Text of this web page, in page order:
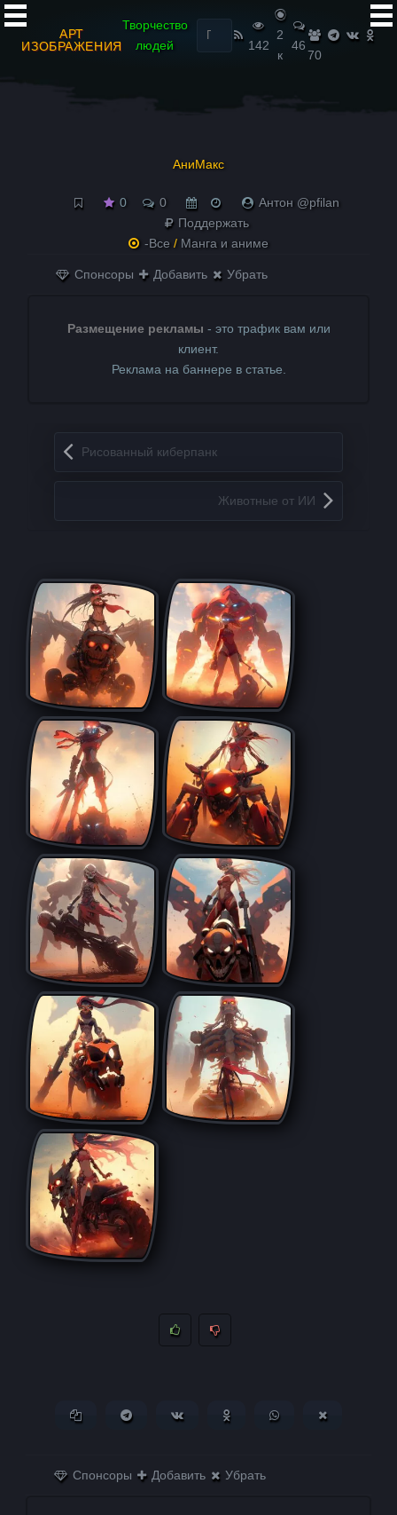
АРТ
ИЗОБРАЖЕНИЯ
Творчество
людей
Найти:
142
2
к
46
70
АниМакс
0 0
Антон @pfilan
Поддержать
-Все / Манга и аниме
Спонсоры Добавить Убрать
Размещение рекламы - это трафик вам или
клиент.
Реклама на баннере в статье.
Запись навигация
Рисованный киберпанк
Животные от ИИ
Копировать ссылкуПоделиться в Telegram
Поделиться ВКонтактеПоделиться в
Поделиться в
Спонсоры Добавить Убрать